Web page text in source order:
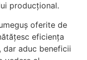
producțional.
oferite de
eficiența
dar aduc beneficii